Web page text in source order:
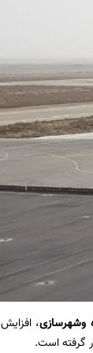
وشهرسازی، افزایش
گرفته است.